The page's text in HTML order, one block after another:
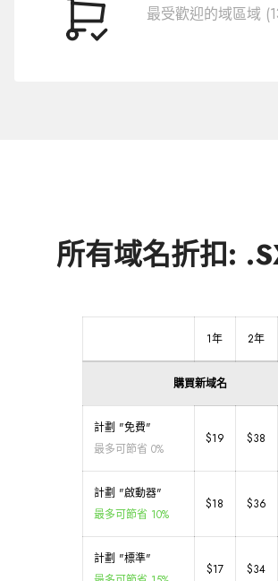
在
最受歡迎的域區域
所有域名折扣:
1年 2年
購買新域名
計劃 "免費"
最多可節省 0%
$19 $38
計劃 "啟動器"
最多可節省 10%
$18 $36
計劃 "標準"
$17 $34